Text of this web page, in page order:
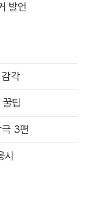
발언
각
팁
3편
시